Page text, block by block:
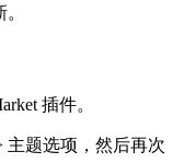
插件。
主题选项，然后再次